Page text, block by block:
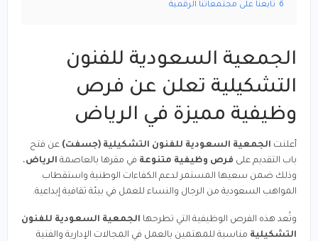
6 تابعنا على مجتمعاتنا الرقمية
الجمعية السعودية للفنون
التشكيلية تعلن عن فرص
وظيفية مميزة في الرياض
أعلنت الجمعية السعودية للفنون التشكيلية (جسفت) عن فتح
باب التقديم على فرص وظيفية متنوعة في مقرها بالعاصمة الرياض،
وذلك ضمن سعيها المستمر لدعم الكفاءات الوطنية واستقطاب
المواهب السعودية من الرجال والنساء للعمل في بيئة ثقافية إبداعية.
وتُعد هذه الفرص الوظيفية التي تطرحها الجمعية السعودية للفنون
التشكيلية مناسبة للمهتمين بالعمل في المجالات الإدارية والفنية